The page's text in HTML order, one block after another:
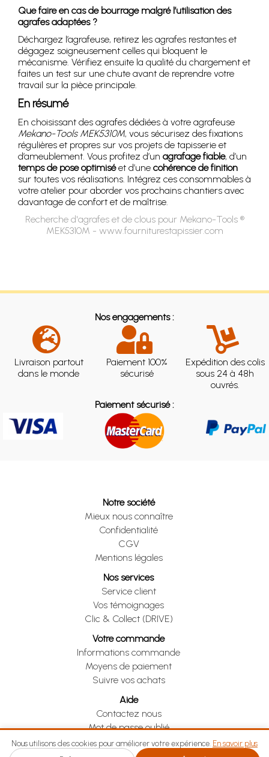
Que faire en cas de bourrage malgré l’utilisation des
agrafes adaptées ?
Déchargez l’agrafeuse, retirez les agrafes restantes et
dégagez soigneusement celles qui bloquent le
mécanisme. Vérifiez ensuite la qualité du chargement et
faites un test sur une chute avant de reprendre votre
travail sur la pièce principale.
En résumé
En choisissant des agrafes dédiées à votre agrafeuse
Mekano-Tools MEK5310M, vous sécurisez des fixations
régulières et propres sur vos projets de tapisserie et
d’ameublement. Vous profitez d’un agrafage fiable, d’un
temps de pose optimiséet d’une cohérence de finition
sur toutes vos réalisations. Intégrez ces consommables à
votre atelier pour aborder vos prochains chantiers avec
davantage de confort et de maîtrise.
Recherche d'agrafes et de clous pour Mekano-Tools ®
MEK5310M - www.fourniturestapissier.com
Nos engagements :
Livraison partout
dans le monde
Paiement 100%
sécurisé
Expédition des colis
sous 24 à 48h
ouvrés.
Paiement sécurisé :
Notre société
Mieux nous connaître
Confidentialité
CGV
Mentions légales
Nos services
Service client
Vos témoignages
Clic & Collect (DRIVE)
Votre commande
Informations commande
Moyens de paiement
Suivre vos achats
Aide
Contactez nous
Mot de passe oublié
Je me rétracte
Nous utilisons des cookies pour améliorer votre expérience. En savoir plus